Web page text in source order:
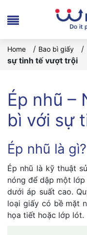
Home / Bao bì giấy /
sự tinh tế vượt trội
Ép nhũ –
bì với sự
Ép nhũ là gì?
Ép nhũ là kỹ thuật
nóng để dập một
dưới áp suất cao.
loại giấy có bề mặt
họa tiết hoặc lớp lót.